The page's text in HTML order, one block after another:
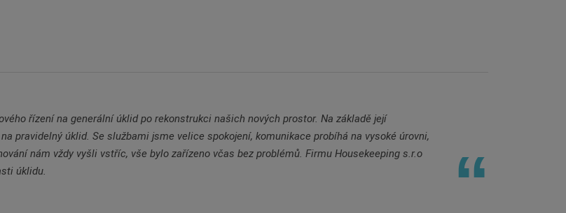
řízení na generální úklid po rekonstrukci našich nových prostor. Na základě její
pravidelný úklid. Se službami jsme velice spokojení, komunikace probíhá na vysoké úrovni,
nám vždy vyšli vstříc, vše bylo zařízeno včas bez problémů. Firmu Housekeeping s.r.o
úklidu.